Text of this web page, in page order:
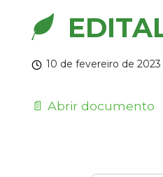
10 de fevereiro de 2023
📄 Abrir documento